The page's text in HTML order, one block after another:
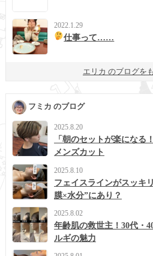
2022.1.29
仕事って……
エリカ のブログを
フミカ のブログ
2025.8.20
「朝のセットが楽になる
メンズカット
2025.8.10
フェイスラインがスッキ
膜×水分”にあり？
2025.8.02
年齢肌の救世主！30代・
ルギの魅力